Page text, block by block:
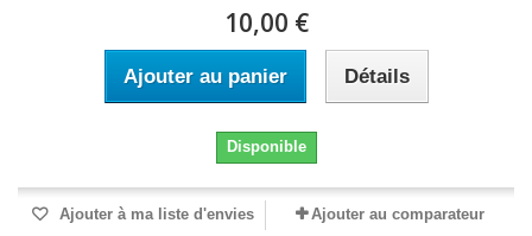
10,00 €
Ajouter au panier Détails
Disponible
Ajouter à ma liste d'envies Ajouter au comparateur